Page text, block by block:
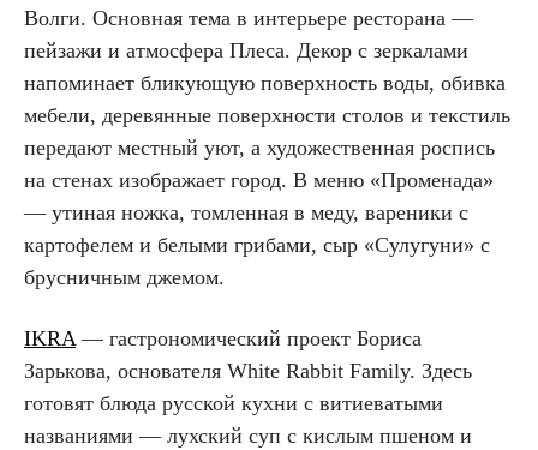
Волги. Основная тема в интерьере ресторана —
пейзажи и атмосфера Плеса. Декор с зеркалами
напоминает бликующую поверхность воды, обивка
мебели, деревянные поверхности столов и текстиль
передают местный уют, а художественная роспись
на стенах изображает город. В меню «Променада»
— утиная ножка, томленная в меду, вареники с
картофелем и белыми грибами, сыр «Сулугуни» с
брусничным джемом.
IKRA— гастрономический проект Бориса
Зарькова, основателя White Rabbit Family. Здесь
готовят блюда русской кухни с витиеватыми
названиями — лухский суп с кислым пшеном и